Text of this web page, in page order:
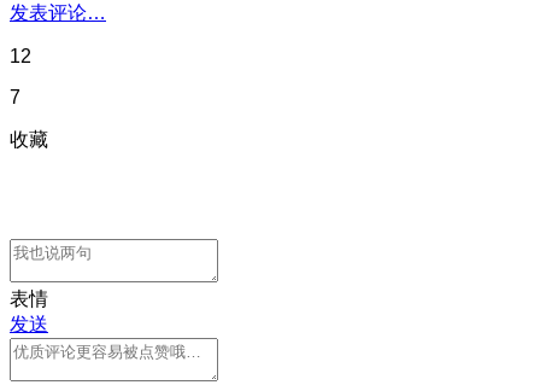
发表评论…
12
7
收藏
表情
发送